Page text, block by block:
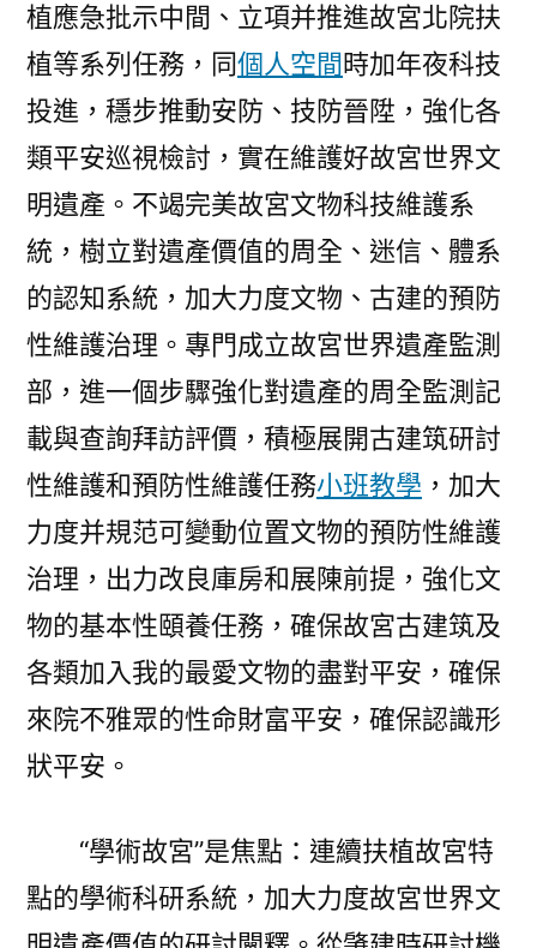
植應急批示中間、立項并推進故宮北院扶
植等系列任務，同個人空間時加年夜科技
投進，穩步推動安防、技防晉陞，強化各
類平安巡視檢討，實在維護好故宮世界文
明遺產。不竭完美故宮文物科技維護系
統，樹立對遺產價值的周全、迷信、體系
的認知系統，加大力度文物、古建的預防
性維護治理。專門成立故宮世界遺產監測
部，進一個步驟強化對遺產的周全監測記
載與查詢拜訪評價，積極展開古建筑研討
性維護和預防性維護任務小班教學 ，加大
力度并規范可變動位置文物的預防性維護
治理，出力改良庫房和展陳前提，強化文
物的基本性頤養任務，確保故宮古建筑及
各類加入我的最愛文物的盡對平安，確保
來院不雅眾的性命財富平安，確保認識形
狀平安。
“學術故宮”是焦點：連續扶植故宮特
點的學術科研系統，加大力度故宮世界文